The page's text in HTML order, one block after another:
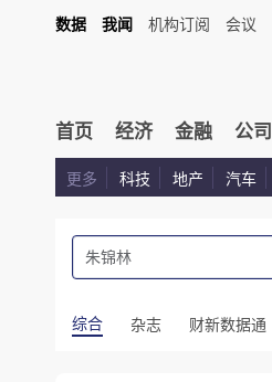
数据 我闻 机构订阅 会议
首页 经济 金融 公司
更多 科技 地产 汽车
综合 杂志 财新数据通